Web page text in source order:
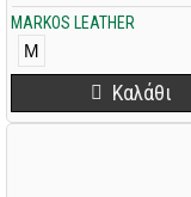
MARKOS LEATHER
M
Καλάθι